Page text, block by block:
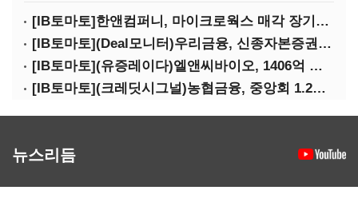
[IB토마토]한앤컴퍼니, 마이크로웍스 매각 장기화 대비…배당 회수판 깔았다
[IB토마토](Deal모니터)우리금융, 신종자본증권 발행했지만 차환금리 '부담'
[IB토마토](유증레이다)엘앤씨바이오, 1406억 유증…최대주주는 절반만 청약
[IB토마토](크레딧시그널)농협금융, 중앙회 1.2조 지원받아 생산적금융 확대
뉴스리듬